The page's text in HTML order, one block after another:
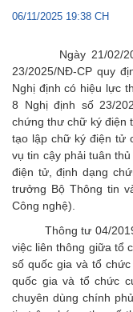
06/11/2025 19:38 CH
Ngày 21/02/
23/2025/NĐ-CP quy
Nghị định có hiệu lực
8 Nghị định số 23/
chứng thư chữ ký điện
tạo lập chữ ký điện tử
vụ tin cậy phải tuân
điện tử, định dạng
trưởng Bộ Thông tin
Công nghệ).
Thông tư 04/2019/
việc liên thông giữa tổ
số quốc gia và tổ
quốc gia và tổ chức
chuyên dùng chính